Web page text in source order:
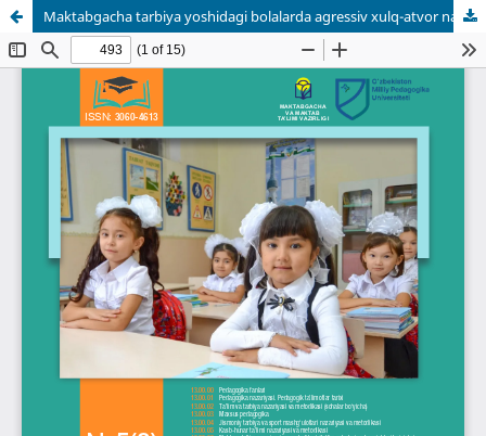
Maktabgacha tarbiya yoshidagi bolalarda agressiv xulq-atvor namayon bo‘lishi